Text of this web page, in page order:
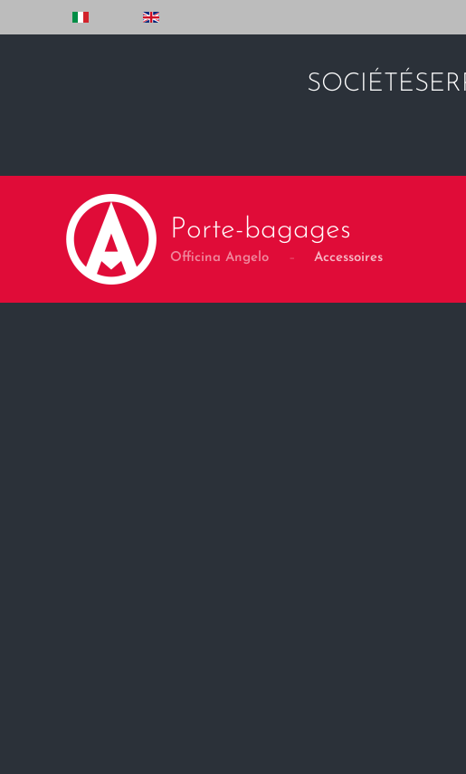
SOCIÉTÉ
Porte-bagages
Officina Angelo Accessoires